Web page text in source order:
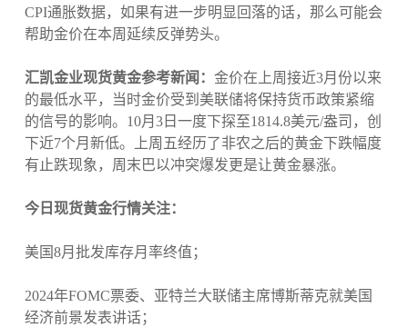
CPI通胀数据，如果有进一步明显回落的话，那么可能会
帮助金价在本周延续反弹势头。
汇凯金业现货黄金参考新闻： 金价在上周接近3月份以来
的最低水平，当时金价受到美联储将保持货币政策紧缩
的信号的影响。10月3日一度下探至1814.8美元/盎司，创
下近7个月新低。上周五经历了非农之后的黄金下跌幅度
有止跌现象，周末巴以冲突爆发更是让黄金暴涨。
今日现货黄金行情关注：
美国8月批发库存月率终值；
2024年FOMC票委、亚特兰大联储主席博斯蒂克就美国
经济前景发表讲话；